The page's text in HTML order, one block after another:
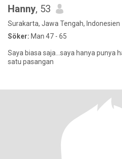
Hanny, 53
Surakarta, Jawa Tengah, Indonesien
Söker: Man 47 - 65
Saya biasa saja...saya hanya punya
satu pasangan